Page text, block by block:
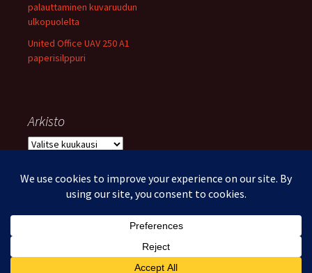
palauttaminen kuvaruudun
ulkopuolelta
United Office UAV 250 A1
paperisilppuri
Arkisto
Arkisto